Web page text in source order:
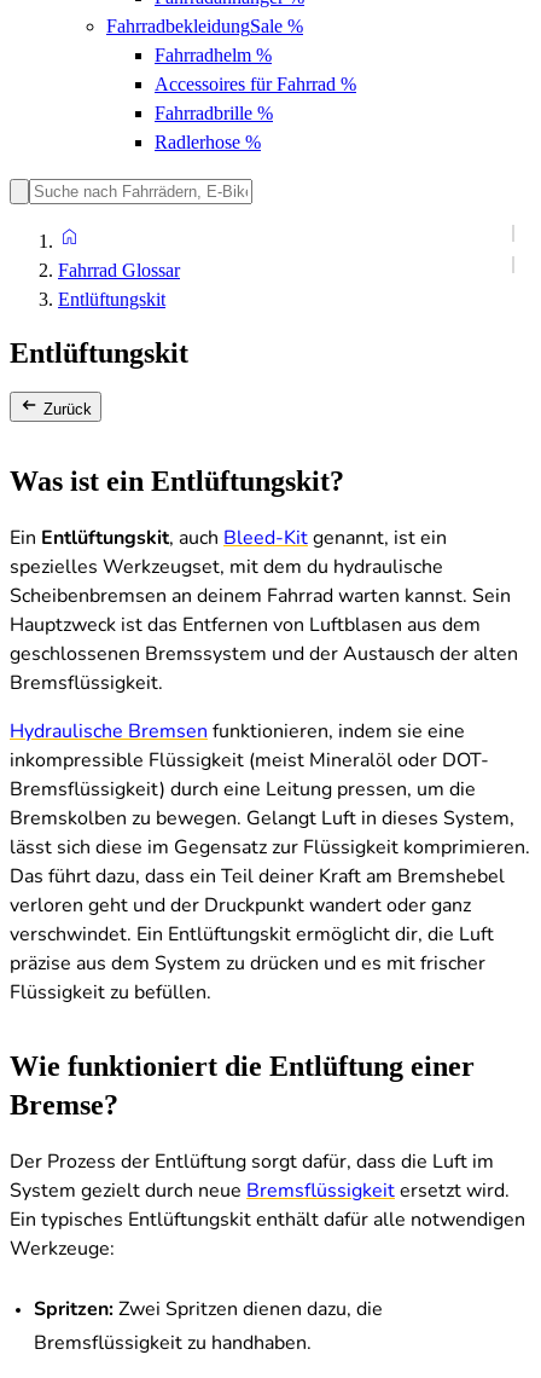
FahrradbekleidungSale %
Fahrradhelm %
Accessoires für Fahrrad %
Fahrradbrille %
Radlerhose %
Fahrrad Glossar
Entlüftungskit
Entlüftungskit
Zurück
Was ist ein Entlüftungskit?
Ein Entlüftungskit, auch Bleed-Kit genannt, ist ein
spezielles Werkzeugset, mit dem du hydraulische
Scheibenbremsen an deinem Fahrrad warten kannst. Sein
Hauptzweck ist das Entfernen von Luftblasen aus dem
geschlossenen Bremssystem und der Austausch der alten
Bremsflüssigkeit.
Hydraulische Bremsen funktionieren, indem sie eine
inkompressible Flüssigkeit (meist Mineralöl oder DOT-
Bremsflüssigkeit) durch eine Leitung pressen, um die
Bremskolben zu bewegen. Gelangt Luft in dieses System,
lässt sich diese im Gegensatz zur Flüssigkeit komprimieren.
Das führt dazu, dass ein Teil deiner Kraft am Bremshebel
verloren geht und der Druckpunkt wandert oder ganz
verschwindet. Ein Entlüftungskit ermöglicht dir, die Luft
präzise aus dem System zu drücken und es mit frischer
Flüssigkeit zu befüllen.
Wie funktioniert die Entlüftung einer
Bremse?
Der Prozess der Entlüftung sorgt dafür, dass die Luft im
System gezielt durch neue Bremsflüssigkeit ersetzt wird.
Ein typisches Entlüftungskit enthält dafür alle notwendigen
Werkzeuge:
Spritzen: Zwei Spritzen dienen dazu, die
Bremsflüssigkeit zu handhaben.